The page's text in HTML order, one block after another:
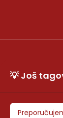
💡 Još